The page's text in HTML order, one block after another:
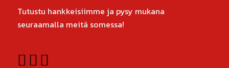
Tutustu hankkeisiimme ja pysy mukana
seuraamalla meitä somessa!